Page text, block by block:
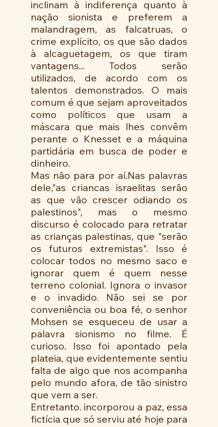
inclinam à indiferença quanto à
nação sionista e preferem a
malandragem, as falcatruas, o
crime explícito, os que são dados
à alcaguetagem, os que tiram
vantagens... Todos serão
utilizados, de acordo com os
talentos demonstrados. O mais
comum é que sejam aproveitados
como políticos que usam a
máscara que mais lhes convêm
perante o Knesset e a máquina
partidária em busca de poder e
dinheiro.
Mas não para por aí.Nas palavras
dele,"as criancas israelitas serão
as que vão crescer odiando os
palestinos", mas o mesmo
discurso é colocado para retratar
as crianças palestinas, que "serão
os futuros extremistas". Isso é
colocar todos no mesmo saco e
ignorar quem é quem nesse
terreno colonial. Ignora o invasor
e o invadido. Não sei se por
conveniência ou boa fé, o senhor
Mohsen se esqueceu de usar a
palavra sionismo no filme. É
curioso. Isso foi apontado pela
plateia, que evidentemente sentiu
falta de algo que nos acompanha
pelo mundo afora, de tão sinistro
que vem a ser.
Entretanto. incorporou a paz, essa
fictícia que só serviu até hoje para